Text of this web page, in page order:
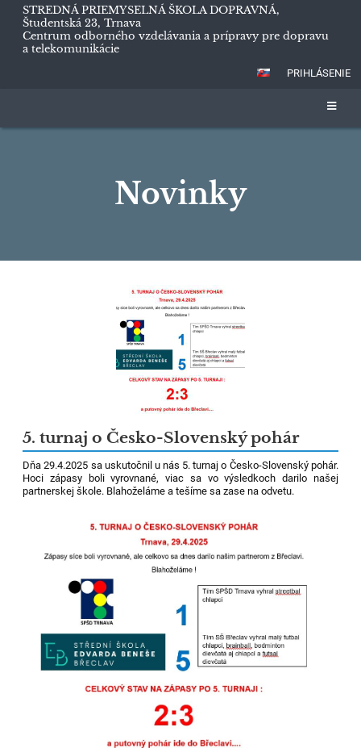
STREDNÁ PRIEMYSELNÁ ŠKOLA DOPRAVNÁ,
Študentská 23, Trnava
Centrum odborného vzdelávania a prípravy pre dopravu
a telekomunikácie
PRIHLÁSENIE
Novinky
5. turnaj o Česko-Slovenský pohár
Dňa 29.4.2025 sa uskutočnil u nás 5. turnaj o Česko-Slovenský pohár.
Hoci zápasy boli vyrovnané, viac sa vo výsledkoch darilo našej
partnerskej škole. Blahoželáme a tešíme sa zase na odvetu.